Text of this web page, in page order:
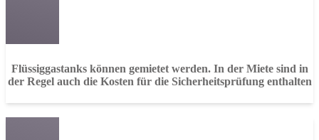
Flüssiggastanks können gemietet werden. In der Miete sind in
der Regel auch die Kosten für die Sicherheitsprüfung enthalten